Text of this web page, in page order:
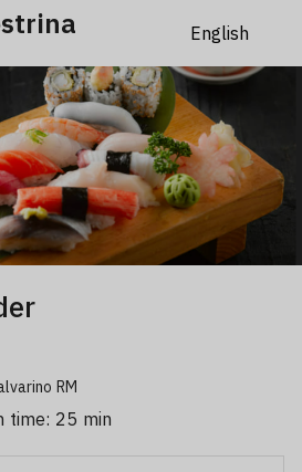
RM
time: 25 min